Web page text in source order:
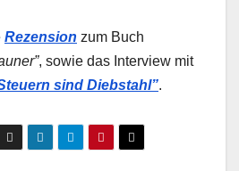
Rezension zum Buch
, sowie das Interview mit
sind Diebstahl”.